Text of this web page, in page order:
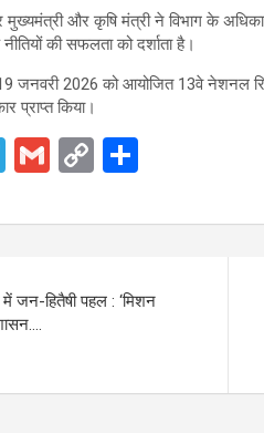
और कृषि मंत्री ने विभाग के
की सफलता को दर्शाता है।
जनवरी 2026 को आयोजित 13वे नेशनल
प्राप्त किया।
T
e
a
m
G
ail
C
py
n
ar
जन-हितैषी पहल : ‘मिशन